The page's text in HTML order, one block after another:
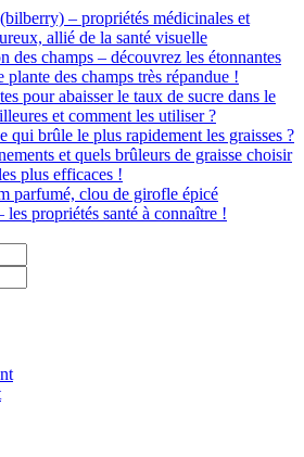
– propriétés médicinales et
allié de la santé visuelle
des champs – découvrez les étonnantes
plante des champs très répandue !
pour abaisser le taux de sucre dans le
et comment les utiliser ?
qui brûle le plus rapidement les graisses ?
et quels brûleurs de graisse choisir
plus efficaces !
parfumé, clou de girofle épicé
propriétés santé à connaître !